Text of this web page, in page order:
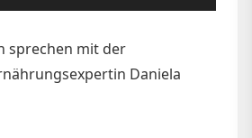
sprechen mit der
Daniela